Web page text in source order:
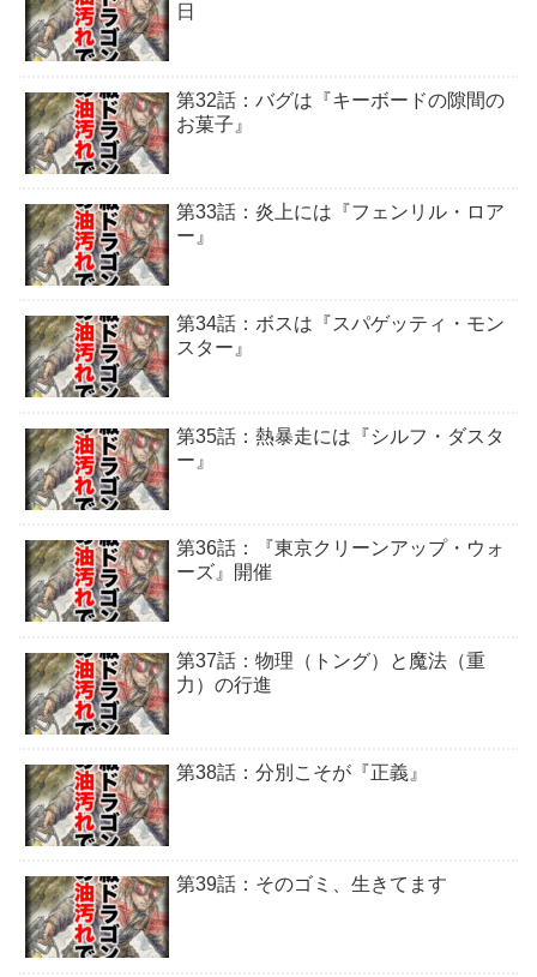
日
第32話：バグは『キーボードの隙間の
お菓子』
第33話：炎上には『フェンリル・ロア
ー』
第34話：ボスは『スパゲッティ・モン
スター』
第35話：熱暴走には『シルフ・ダスタ
ー』
第36話：『東京クリーンアップ・ウォ
ーズ』開催
第37話：物理（トング）と魔法（重
力）の行進
第38話：分別こそが『正義』
第39話：そのゴミ、生きてます